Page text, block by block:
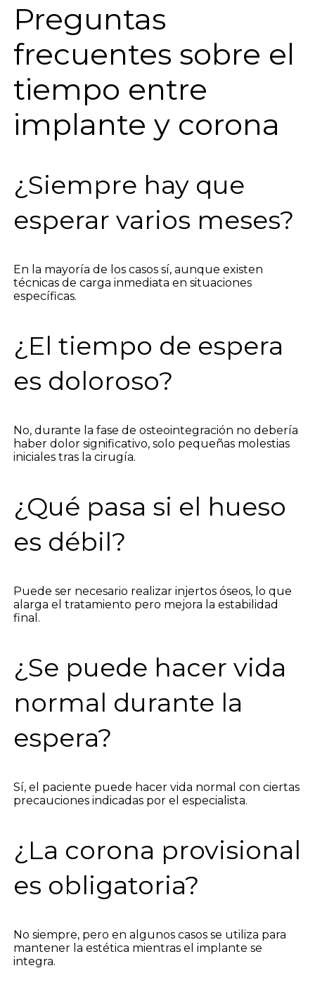
Preguntas
frecuentes sobre el
tiempo entre
implante y corona
¿Siempre hay que
esperar varios meses?
En la mayoría de los casos sí, aunque existen
técnicas de carga inmediata en situaciones
específicas.
¿El tiempo de espera
es doloroso?
No, durante la fase de osteointegración no debería
haber dolor significativo, solo pequeñas molestias
iniciales tras la cirugía.
¿Qué pasa si el hueso
es débil?
Puede ser necesario realizar injertos óseos, lo que
alarga el tratamiento pero mejora la estabilidad
final.
¿Se puede hacer vida
normal durante la
espera?
Sí, el paciente puede hacer vida normal con ciertas
precauciones indicadas por el especialista.
¿La corona provisional
es obligatoria?
No siempre, pero en algunos casos se utiliza para
mantener la estética mientras el implante se
integra.